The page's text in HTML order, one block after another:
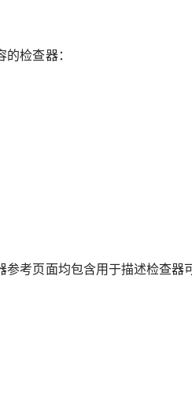
检查器：
考页面均包含用于描述检查器